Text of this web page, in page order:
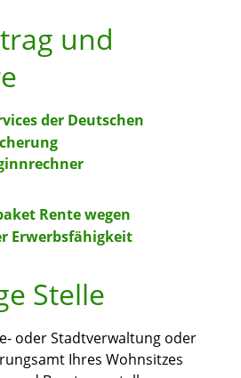
und
der Deutschen
Rente wegen
Erwerbsfähigkeit
Stelle
oder Stadtverwaltung oder
Ihres Wohnsitzes